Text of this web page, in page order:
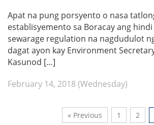
Apat na pung porsyento o nasa
establisyemento sa Boracay ang
sewarage regulation na nagdudulot
dagat ayon kay Environment
Kasunod […]
February 14, 2018 (Wednesday)
« Previous 1 2